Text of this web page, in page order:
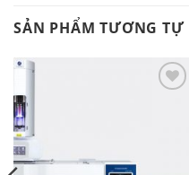
SẢN PHẨM TƯƠNG TỰ